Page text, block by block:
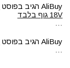
AliBuy הגיב בפוסט
18V גוף בלבד
…
AliBuy הגיב בפוסט
…